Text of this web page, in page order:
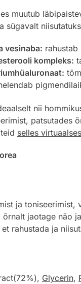
muutub
sügavalt
vesinaba:
kompleks:
nii
patsutades
selles
ja
õrnalt jaotage näo
rahustada ja
Glycerin,